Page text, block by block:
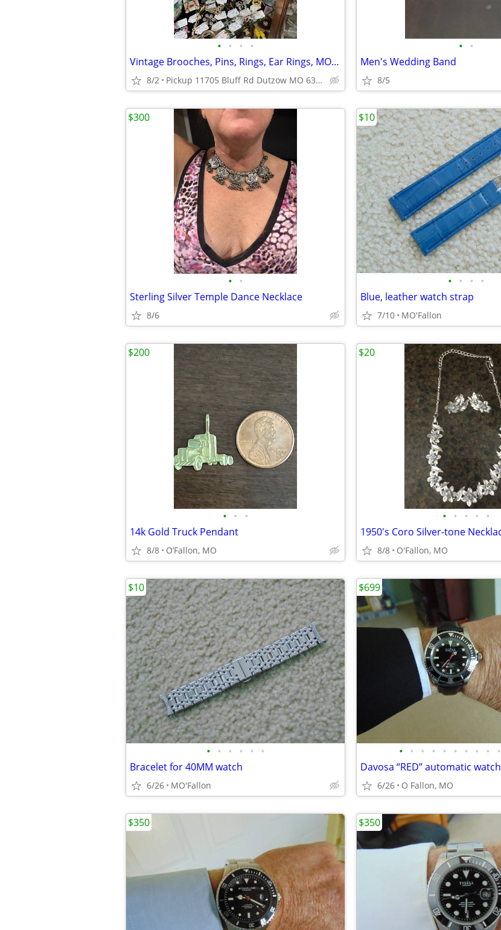
• • • •
Vintage Brooches, Pins, Rings, Ear Rings, MORE
8/2 Pickup 11705 Bluff Rd Dutzow MO 63342
• •
Men's Wedding Band
8/5
• •
Sterling Silver Temple Dance Necklace
8/6
$300
• • • •
Blue, leather watch strap
7/10 MO'Fallon
$10
• • •
14k Gold Truck Pendant
8/8 O’Fallon, MO
$200
• • • • •
8/8 O'Fallon, MO
$20
• • • • • •
Bracelet for 40MM watch
6/26 MO'Fallon
$10
• • • • • • • • • •
Davosa “RED” automatic watch
6/26 O Fallon, MO
$699
$350 $350